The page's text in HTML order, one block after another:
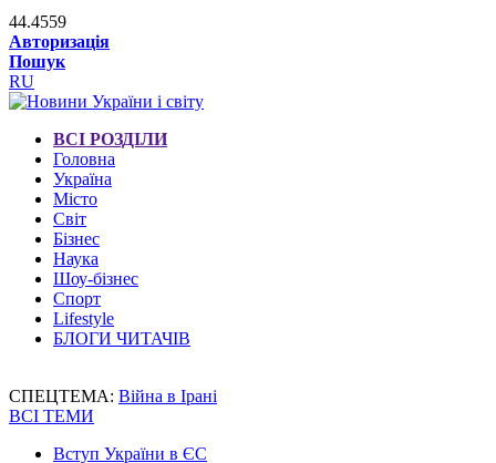
44.4559
Авторизація
Пошук
RU
ВСІ РОЗДІЛИ
Головна
Україна
Місто
Світ
Бізнес
Наука
Шоу-бізнес
Спорт
Lifestyle
БЛОГИ ЧИТАЧІВ
СПЕЦТЕМА: Війна в Ірані
ВСІ ТЕМИ
Вступ України в ЄС